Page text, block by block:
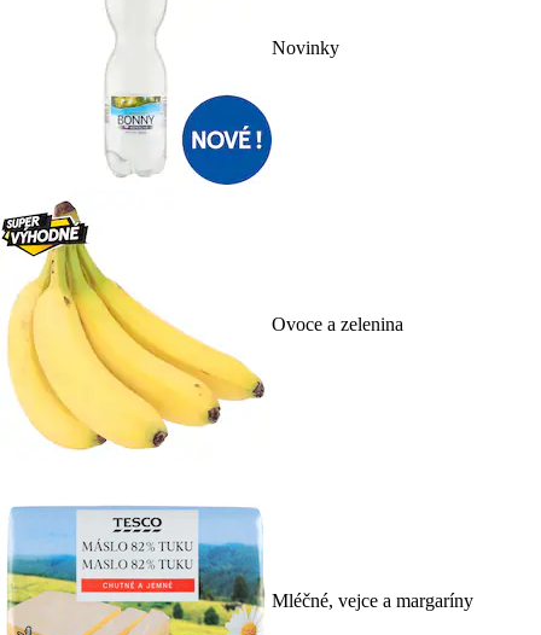
Novinky
Ovoce a zelenina
Mléčné, vejce a margaríny